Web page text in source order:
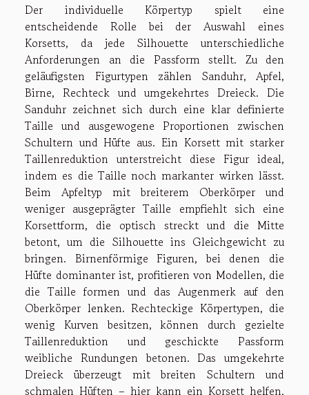
Der individuelle Körpertyp spielt eine
entscheidende Rolle bei der Auswahl eines
Korsetts, da jede Silhouette unterschiedliche
Anforderungen an die Passform stellt. Zu den
geläufigsten Figurtypen zählen Sanduhr, Apfel,
Birne, Rechteck und umgekehrtes Dreieck. Die
Sanduhr zeichnet sich durch eine klar definierte
Taille und ausgewogene Proportionen zwischen
Schultern und Hüfte aus. Ein Korsett mit starker
Taillenreduktion unterstreicht diese Figur ideal,
indem es die Taille noch markanter wirken lässt.
Beim Apfeltyp mit breiterem Oberkörper und
weniger ausgeprägter Taille empfiehlt sich eine
Korsettform, die optisch streckt und die Mitte
betont, um die Silhouette ins Gleichgewicht zu
bringen. Birnenförmige Figuren, bei denen die
Hüfte dominanter ist, profitieren von Modellen, die
die Taille formen und das Augenmerk auf den
Oberkörper lenken. Rechteckige Körpertypen, die
wenig Kurven besitzen, können durch gezielte
Taillenreduktion und geschickte Passform
weibliche Rundungen betonen. Das umgekehrte
Dreieck überzeugt mit breiten Schultern und
schmalen Hüften – hier kann ein Korsett helfen,